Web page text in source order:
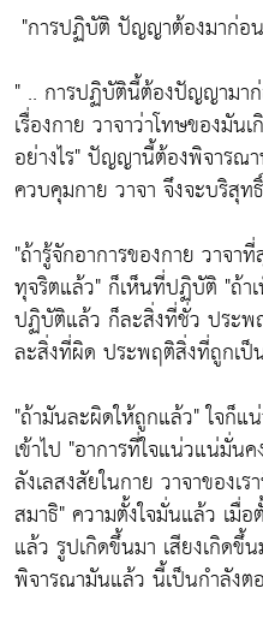
"การปฏิบัติ ปัญญาต้องมาก่อ
" .. การปฏิบัตินี้ต้องปัญญามา
เรื่องกาย วาจาว่าโทษของมัน
อย่างไร"ปัญญานี้ต้องพิจารณา
ควบคุมกาย วาจา จึงจะบริสุท
"ถ้ารู้จักอาการของกาย วาจา
ทุจริตแล้ว" ก็เห็นที่ปฏิบัติ "ถ้า
ปฏิบัติแล้ว ก็ละสิ่งที่ชั่ว ประพ
ละสิ่งที่ผิด ประพฤติสิ่งที่ถูกเป็
"ถ้ามันละผิดให้ถูกแล้ว"ใจก็แ
เข้าไป "อาการที่ใจแน่วแน่มั่นค
ลังเลสงสัยในกาย วาจาของเร
สมาธิ"ความตั้งใจมั่นแล้ว เมื่อ
แล้ว รูปเกิดขึ้นมา เสียงเกิดขึ้
พิจารณามันแล้ว นี้เป็นกำลังต